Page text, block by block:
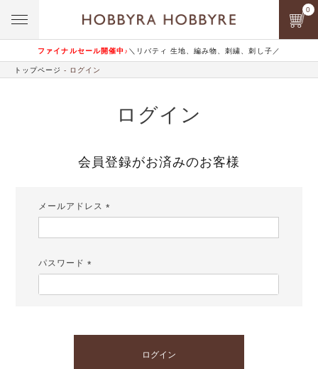
ファイナルセール開催中♪ ＼リバティ 生地、編み物、刺繍、刺し子／
0
トップページ ログイン
ログイン
会員登録がお済みのお客様
メールアドレス
パスワード
ログイン